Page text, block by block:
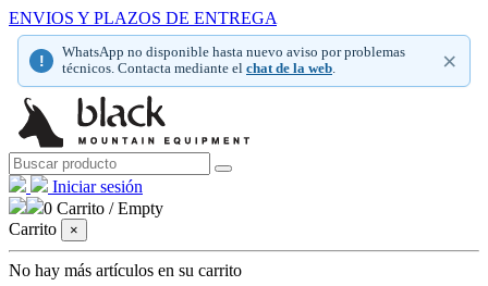
ENVIOS Y PLAZOS DE ENTREGA
!
WhatsApp no disponible hasta nuevo aviso por problemas
técnicos. Contacta mediante el chat de la web. ×
Iniciar sesión
0 Carrito /Empty
Carrito
×
No hay más artículos en su carrito